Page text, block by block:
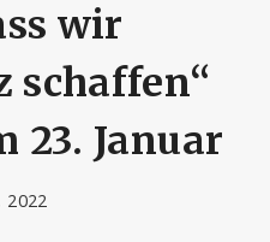
wir
schaffen“
23. Januar
2022